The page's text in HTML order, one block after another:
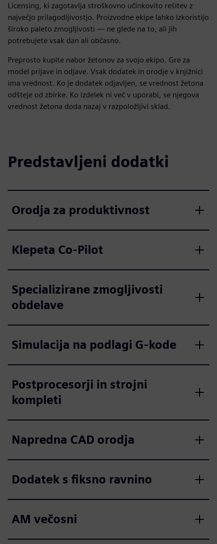
Licensing, ki zagotavlja stroškovno učinkovito rešitev z
največjo prilagodljivostjo. Proizvodne ekipe lahko izkoristijo
široko paleto zmogljivosti — ne glede na to, ali jih
potrebujete vsak dan ali občasno.
Preprosto kupite nabor žetonov za svojo ekipo. Gre za
model prijave in odjave. Vsak dodatek in orodje v knjižnici
ima vrednost. Ko je dodatek odjavljen, se vrednost žetona
odšteje od zbirke. Ko izdelek ni več v uporabi, se njegova
vrednost žetona doda nazaj v razpoložljivi sklad.
Predstavljeni dodatki
Orodja za produktivnost
Klepeta Co-Pilot
Specializirane zmogljivosti
obdelave
Simulacija na podlagi G-kode
Postprocesorji in strojni
kompleti
Napredna CAD orodja
Dodatek s fiksno ravnino
AM večosni